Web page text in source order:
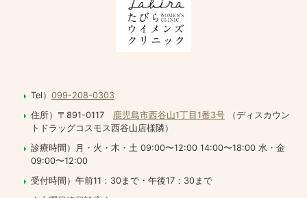
Tel） 099-208-0303
住所）〒891-0117
鹿児島市西谷山1丁目1番3号 （ディスカウン
トドラッグコスモス西谷山店様隣）
診療時間）月・火・木・土 09:00〜12:00 14:00〜18:00 水・金
09:00〜12:00
受付時間）午前11：30まで・午後17：30まで